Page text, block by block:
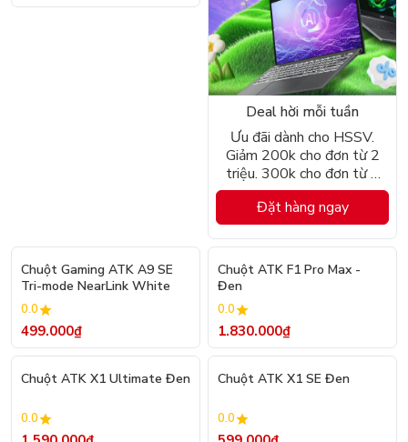
Deal hời mỗi tuần
Ưu đãi dành cho HSSV.
Giảm 200k cho đơn từ 2
triệu. 300k cho đơn từ 4
triệu
Đặt hàng ngay
Chuột Gaming ATK A9 SE
Tri-mode NearLink White
0.0
499.000₫
Chuột ATK F1 Pro Max -
Đen
0.0
1.830.000₫
Chuột ATK X1 Ultimate Đen
0.0
Chuột ATK X1 SE Đen
0.0